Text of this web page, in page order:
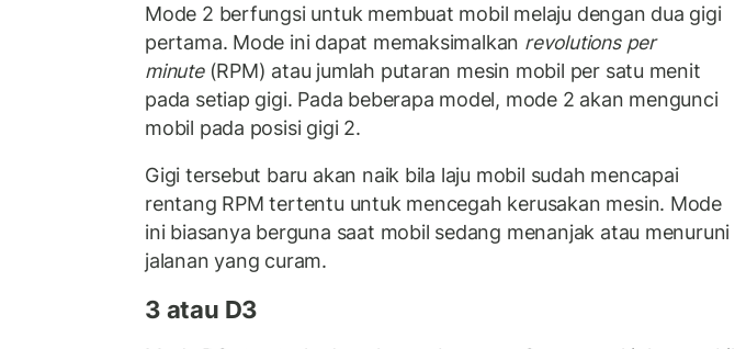
Mode 2 berfungsi untuk membuat mobil melaju dengan dua gigi
pertama. Mode ini dapat memaksimalkan revolutions per
minute(RPM) atau jumlah putaran mesin mobil per satu menit
pada setiap gigi. Pada beberapa model, mode 2 akan mengunci
mobil pada posisi gigi 2.
Gigi tersebut baru akan naik bila laju mobil sudah mencapai
rentang RPM tertentu untuk mencegah kerusakan mesin. Mode
ini biasanya berguna saat mobil sedang menanjak atau menuruni
jalanan yang curam.
3 atau D3